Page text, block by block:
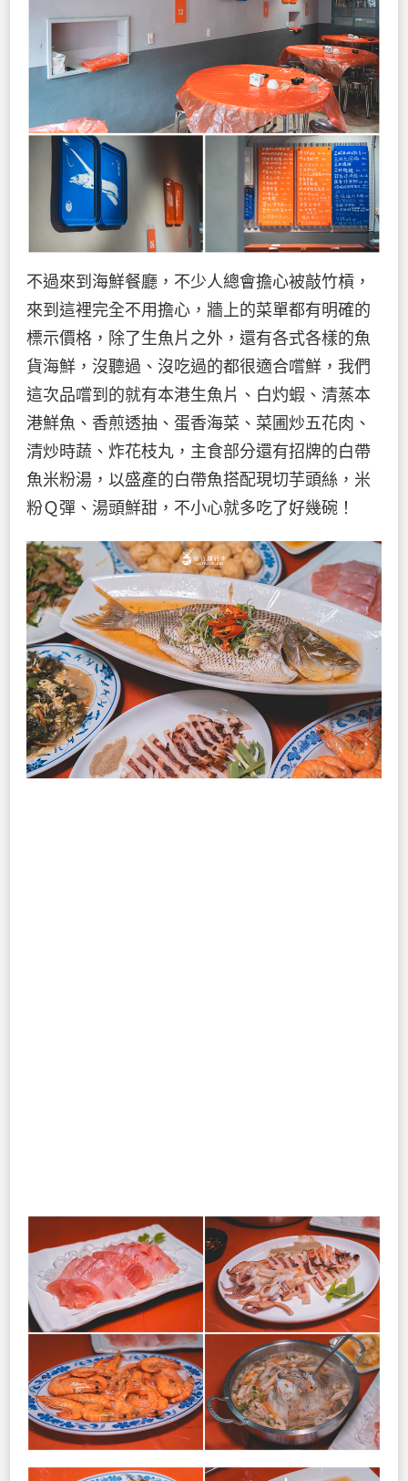
不過來到海鮮餐廳，不少人總會擔心被敲竹槓，
來到這裡完全不用擔心，牆上的菜單都有明確的
標示價格，除了生魚片之外，還有各式各樣的魚
貨海鮮，沒聽過、沒吃過的都很適合嚐鮮，我們
這次品嚐到的就有本港生魚片、白灼蝦、清蒸本
港鮮魚、香煎透抽、蛋香海菜、菜圃炒五花肉、
清炒時蔬、炸花枝丸，主食部分還有招牌的白帶
魚米粉湯，以盛產的白帶魚搭配現切芋頭絲，米
粉Ｑ彈、湯頭鮮甜，不小心就多吃了好幾碗！